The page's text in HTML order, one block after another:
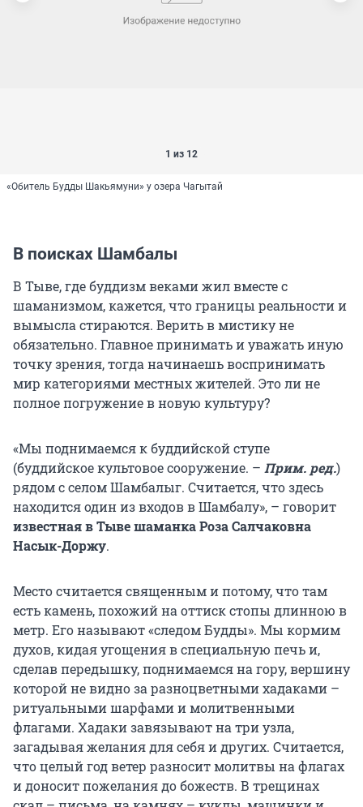
1 из 12
«Обитель Будды Шакьямуни» у озера Чагытай
В поисках Шамбалы
В Тыве, где буддизм веками жил вместе с
шаманизмом, кажется, что границы реальности и
вымысла стираются. Верить в мистику не
обязательно. Главное принимать и уважать иную
точку зрения, тогда начинаешь воспринимать
мир категориями местных жителей. Это ли не
полное погружение в новую культуру?
«Мы поднимаемся к буддийской ступе
(буддийское культовое сооружение. – Прим. ред.)
рядом с селом Шамбалыг. Считается, что здесь
находится один из входов в Шамбалу», – говорит
известная в Тыве шаманка Роза Салчаковна
Насык-Доржу.
Место считается священным и потому, что там
есть камень, похожий на оттиск стопы длинною в
метр. Его называют «следом Будды». Мы кормим
духов, кидая угощения в специальную печь и,
сделав передышку, поднимаемся на гору, вершину
которой не видно за разноцветными хадаками –
ритуальными шарфами и молитвенными
флагами. Хадаки завязывают на три узла,
загадывая желания для себя и других. Считается,
что целый год ветер разносит молитвы на флагах
и доносит пожелания до божеств. В трещинах